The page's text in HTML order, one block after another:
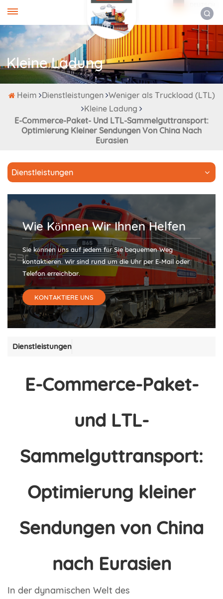
Kleine Ladung
Heim Dienstleistungen Weniger als Truckload (LTL)
Kleine Ladung
E-Commerce-Paket- Und LTL-Sammelguttransport:
Optimierung Kleiner Sendungen Von China Nach
Eurasien
Dienstleistungen
Wie Können Wir Ihnen Helfen
Sie können uns auf jedem für Sie bequemen Weg
kontaktieren. Wir sind rund um die Uhr per E-Mail oder
Telefon erreichbar.
KONTAKTIERE UNS
Dienstleistungen
E-Commerce-Paket-
und LTL-
Sammelguttransport:
Optimierung kleiner
Sendungen von China
nach Eurasien
In der dynamischen Welt des